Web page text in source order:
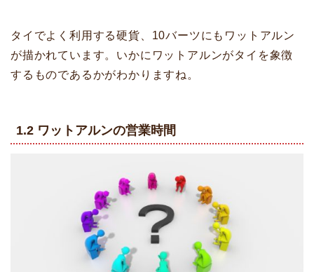
タイでよく利用する硬貨、10バーツにもワットアルン
が描かれています。いかにワットアルンがタイを象徴
するものであるかがわかりますね。
1.2 ワットアルンの営業時間